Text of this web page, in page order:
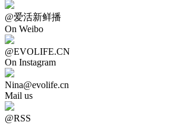
@爱活新鲜播
On Weibo
@EVOLIFE.CN
On Instagram
Nina@evolife.cn
Mail us
@RSS